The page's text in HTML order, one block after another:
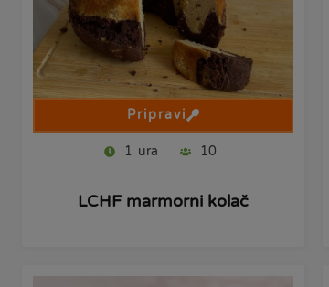
Pripravi
1 ura 10
LCHF marmorni kolač